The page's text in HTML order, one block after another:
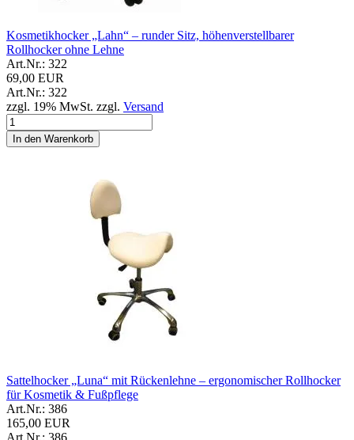
Kosmetikhocker „Lahn“ – runder Sitz, höhenverstellbarer
Rollhocker ohne Lehne
Art.Nr.: 322
69,00 EUR
Art.Nr.: 322
zzgl. 19% MwSt. zzgl. Versand
In den Warenkorb
Sattelhocker „Luna“ mit Rückenlehne – ergonomischer Rollhocker
für Kosmetik & Fußpflege
Art.Nr.: 386
165,00 EUR
Art.Nr.: 386